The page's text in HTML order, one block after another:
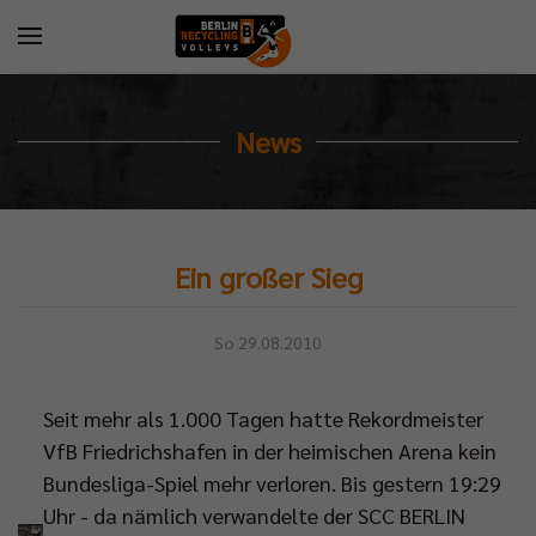
News
Ein großer Sieg
So 29.08.2010
Seit mehr als 1.000 Tagen hatte Rekordmeister
VfB Friedrichshafen in der heimischen Arena kein
Bundesliga-Spiel mehr verloren. Bis gestern 19:29
Uhr - da nämlich verwandelte der SCC BERLIN